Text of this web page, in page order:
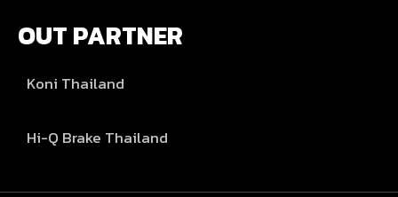
OUT PARTNER
Koni Thailand
Hi-Q Brake Thailand